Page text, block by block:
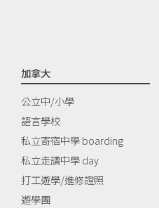
加拿大
公立中/小學
語言學校
私立寄宿中學 boarding
私立走讀中學 day
打工遊學/進修證照
遊學團